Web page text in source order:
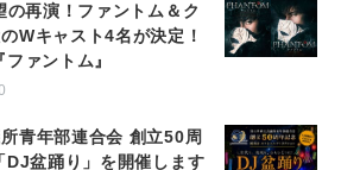
再演！ファントム＆ク
Wキャスト4名が決定！
ァントム』
青年部連合会 創立50周
DJ盆踊り」を開催します